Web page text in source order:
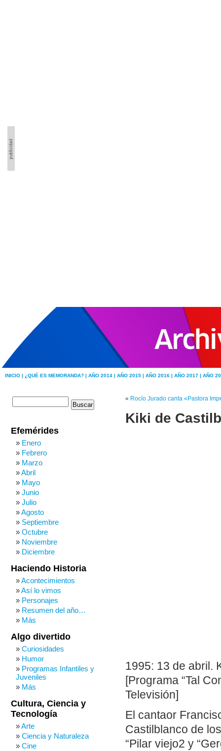
INICIO | ¿QUÉ ES MEMORANDA? | AÑO 2014 | AÑO 2015 | AÑO 2016 | AÑO 2017 | AÑO
« Rocío Jurado canta «Pastora
Kiki de
1995: 13 de abril.
[Programa “Tal
Televisión]
El cantaor
Castilblanco de
“Pilar viejo2 y
Efemérides
Enero
Febrero
Marzo
Abril
Mayo
Junio
Julio
Agosto
Septiembre
Octubre
Noviembre
Diciembre
Haciendo Historia
Acontecimientos
Así lo vimos
Personajes
Resumen del año…
Más
Algo divertido
Curiosidades
Humor
Programas Infantiles y
Juveniles
Más
Cultura, Ciencia y
Tecnología
Arte
Ciencia y Naturaleza
Cine